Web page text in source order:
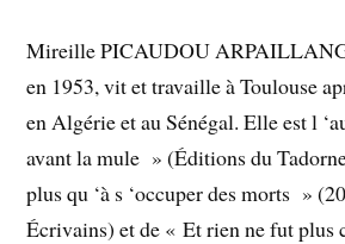
Mireille PICAUDOU
en 1953, vit et travaille à Toulouse
en Algérie et au Sénégal. Elle est l
avant la mule » (Éditions du
plus qu ‘à s ‘occuper des morts »
Écrivains) et de « Et rien ne fut